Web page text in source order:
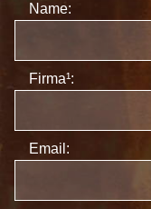
Name:
Firma¹:
Email: